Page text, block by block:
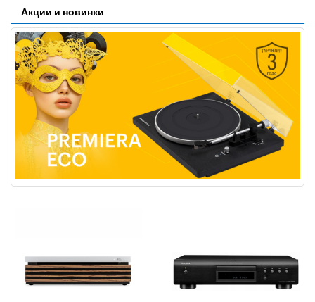
Акции и новинки